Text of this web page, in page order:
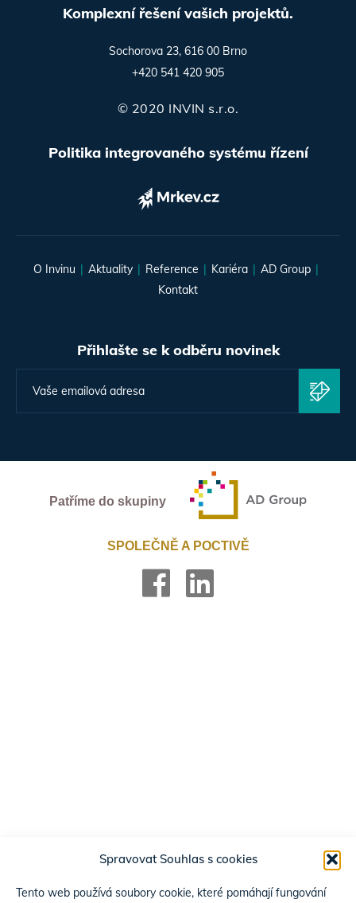
Spravovat Souhlas s cookies
Tento web používá soubory cookie, které pomáhají fungování
Komplexní řešení vašich projektů.
Sochorova 23, 616 00 Brno
+420 541 420 905
© 2020 INVIN s.r.o.
Politika integrovaného systému řízení
O Invinu Aktuality Reference Kariéra
AD Group
Kontakt
Přihlašte se k odběru novinek
Patříme do skupiny
SPOLEČNĚ A POCTIVĚ